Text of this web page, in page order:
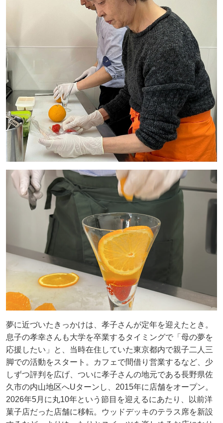
夢に近づいたきっかけは、孝子さんが定年を迎えたとき。
息子の孝幸さんも大学を卒業するタイミングで「母の夢を
応援したい」と、当時在住していた東京都内で親子二人三
脚での活動をスタート。カフェで間借り営業するなど、少
しずつ評判を広げ、ついに孝子さんの地元である長野県佐
久市の内山地区へUターンし、2015年に店舗をオープン。
2026年5月に丸10年という節目を迎えるにあたり、以前洋
菓子店だった店舗に移転。ウッドデッキのテラス席を新設